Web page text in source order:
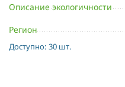
Описание экологичности
Регион
Доступно: 30 шт.